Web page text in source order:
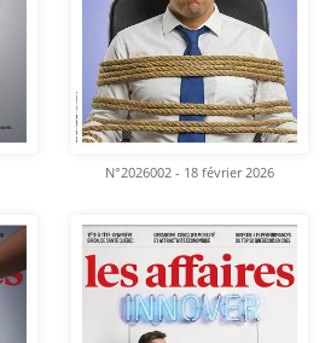
N°2026002 - 18 février 2026